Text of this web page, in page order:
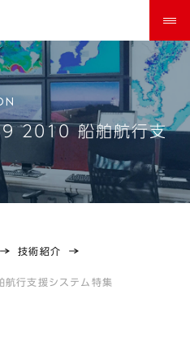
2010 船舶航行支
技術紹介
行支援システム特集